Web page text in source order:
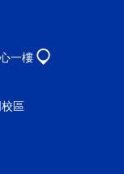
一樓
區